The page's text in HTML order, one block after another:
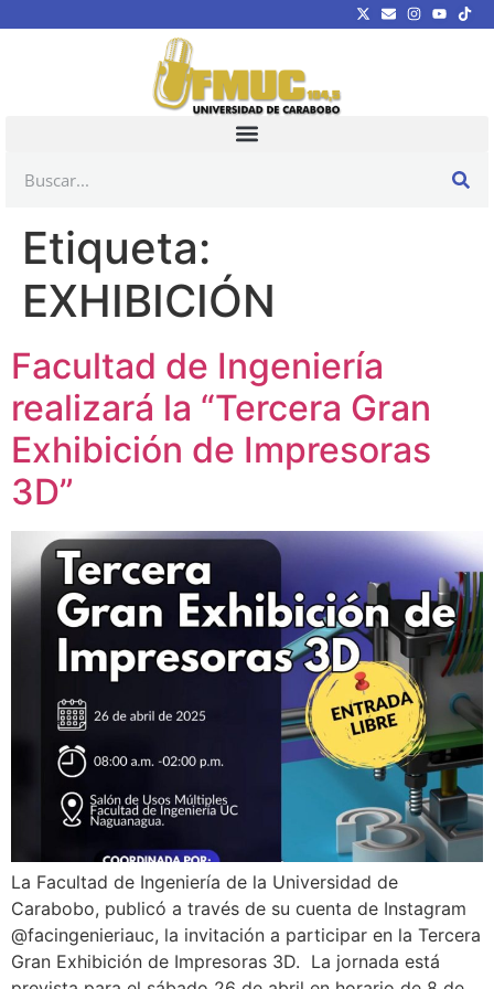
Etiqueta:
EXHIBICIÓN
Facultad de Ingeniería
realizará la “Tercera Gran
Exhibición de Impresoras
3D”
La Facultad de Ingeniería de la Universidad de
Carabobo, publicó a través de su cuenta de Instagram
@facingenieriauc, la invitación a participar en la Tercera
Gran Exhibición de Impresoras 3D. La jornada está